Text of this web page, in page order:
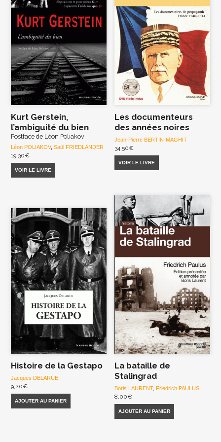
Kurt Gerstein,
l’ambiguité du bien
Postface de Léon Poliakov
Léon POLIAKOV,Saül FRIEDLÄNDER
19,30€
VOIR LE LIVRE
Les documenteurs
des années noires
Jean-Pierre BERTIN-MAGHIT
34,50€
VOIR LE LIVRE
Histoire de la Gestapo
Jacques DELARUE
9,20€
AJOUTER AU PANIER
La bataille de
Stalingrad
Boris LAURENT,Friedrich PAULUS
8,00€
AJOUTER AU PANIER